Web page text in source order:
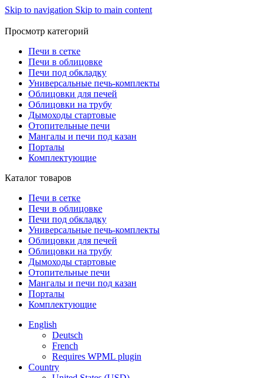
Skip to navigation Skip to main content
Просмотр категорий
Печи в сетке
Печи в облицовке
Печи под обкладку
Универсальные печь-комплекты
Облицовки для печей
Облицовки на трубу
Дымоходы стартовые
Отопительные печи
Мангалы и печи под казан
Порталы
Комплектующие
Каталог товаров
Печи в сетке
Печи в облицовке
Печи под обкладку
Универсальные печь-комплекты
Облицовки для печей
Облицовки на трубу
Дымоходы стартовые
Отопительные печи
Мангалы и печи под казан
Порталы
Комплектующие
English
Deutsch
French
Requires WPML plugin
Country